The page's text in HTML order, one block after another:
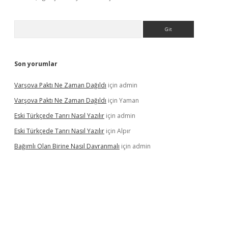
Son yorumlar
Varşova Paktı Ne Zaman Dağıldı için admin
Varşova Paktı Ne Zaman Dağıldı için Yaman
Eski Türkçede Tanrı Nasıl Yazılır için admin
Eski Türkçede Tanrı Nasıl Yazılır için Alpır
Bağımlı Olan Birine Nasıl Davranmalı için admin